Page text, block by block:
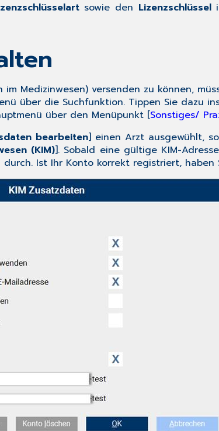
sowie den Lizenzschlüssel
im Medizinwesen) versenden zu können,
über die Suchfunktion. Tippen Sie dazu
über den Menüpunkt [Sonstiges/
bearbeiten] einen Arzt ausgewühlt,
(KIM)]. Sobald eine gültige KIM-
Ist Ihr Konto korrekt registriert, haben